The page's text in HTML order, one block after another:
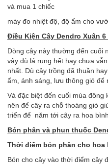
và mua 1 chiếc
máy đo nhiệt độ, độ ẩm cho
Điều Kiện Cây Dendro Xuân 6
Dòng cây này thường đến cuối
vậy dù lá rụng hết hay chưa
nhất. Dù cây trồng đã thuần
ẩm, ánh sáng, lưu thông gió để
Và đặc biệt đến cuối mùa đông
nên để cây ra chỗ thoáng gió
triển để năm tới cây ra hoa
Bón phân và phun thuốc
Thời điểm bón phân cho hoa
Bón cho cây vào thời điểm cây